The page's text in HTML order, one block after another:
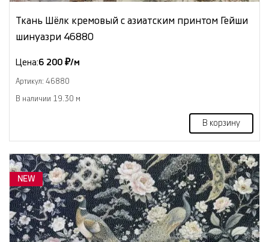
Ткань Шёлк кремовый с азиатским принтом Гейши
шинуазри 46880
Цена:6 200 ₽/м
Артикул: 46880
В наличии 19.30 м
В корзину
NEW